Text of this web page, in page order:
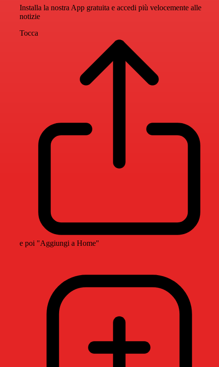
Installa la nostra App gratuita e accedi più velocemente alle
notizie
Tocca
e poi "Aggiungi a Home"